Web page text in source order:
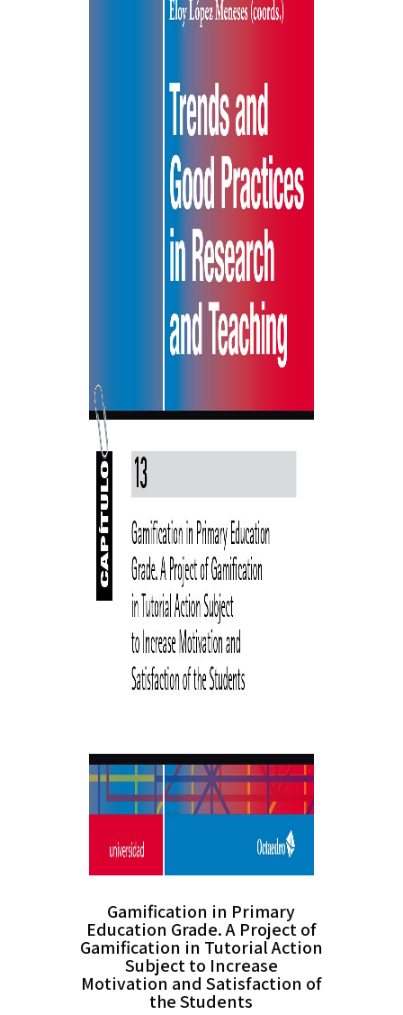
Gamification in Primary
Education Grade. A Project of
Gamification in Tutorial Action
Subject to Increase
Motivation and Satisfaction of
the Students